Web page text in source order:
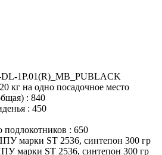
1P.01(R)_MB_PUBLACK
кг на одно посадочное место
: 840
: 450
подлокотников : 650
марки ST 2536, синтепон 300 гр
марки ST 2536, синтепон 300 гр